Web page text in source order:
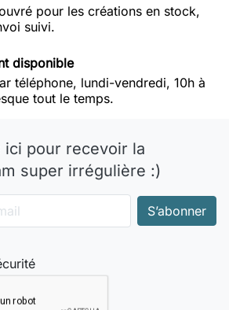
pour les créations en stock,
suivi.
disponible
téléphone, lundi-vendredi, 10h à
tout le temps.
pour recevoir la
super irrégulière :)